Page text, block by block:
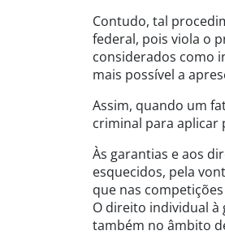
Contudo, tal
federal, pois viola o
considerados como
mais possível a
Assim, quando um
criminal para aplicar
Às garantias e aos
esquecidos, pela
que nas
O direito individual à
também no âmbito